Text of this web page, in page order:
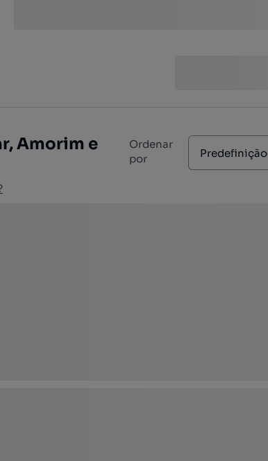
Amorim e
Ordenar
por
Predefinição